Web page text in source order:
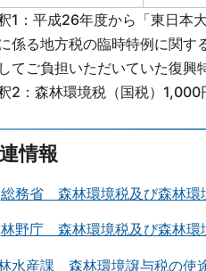
1：平成26年度から「東日本
係る地方税の臨時特例に関
てご負担いただいていた復興
2：森林環境税（国税）1,000
情報
総務省 森林環境税及び森林環
林野庁 森林環境税及び森林環
水産課 森林環境譲与税の使